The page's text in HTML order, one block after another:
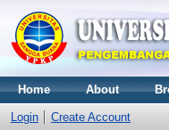
Home About
Login Create Account